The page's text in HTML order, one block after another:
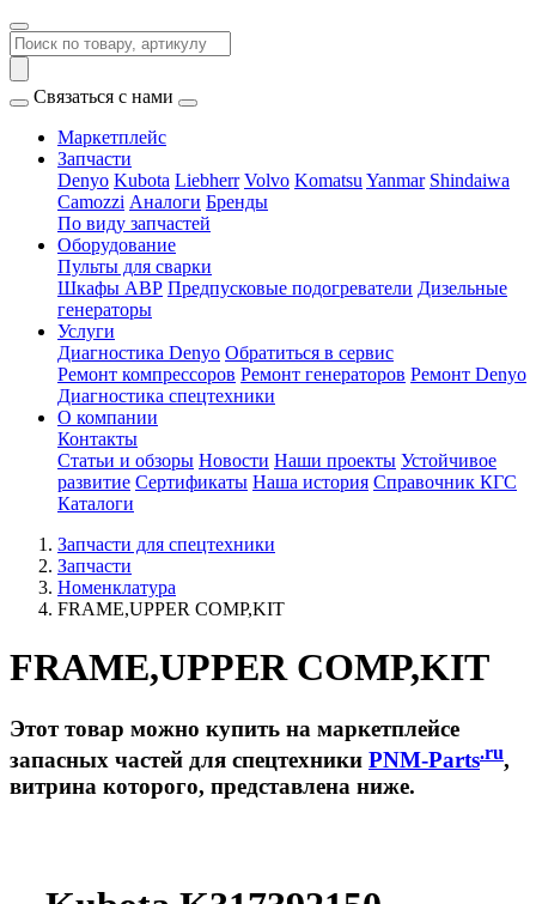
Связаться с нами
Маркетплейс
Запчасти
Denyo Kubota Liebherr Volvo Komatsu Yanmar Shindaiwa
Camozzi Аналоги Бренды
По виду запчастей
Оборудование
Пульты для сварки
Шкафы АВР Предпусковые подогреватели Дизельные
генераторы
Услуги
Диагностика Denyo Обратиться в сервис
Ремонт компрессоров Ремонт генераторов Ремонт Denyo
Диагностика спецтехники
О компании
Контакты
Статьи и обзоры Новости Наши проекты Устойчивое
развитие Сертификаты Наша история Справочник КГС
Каталоги
Запчасти для спецтехники
Запчасти
Номенклатура
FRAME,UPPER COMP,KIT
FRAME,UPPER COMP,KIT
Этот товар можно купить на маркетплейсе
запасных частей для спецтехники PNM-Parts.ru,
витрина которого, представлена ниже.